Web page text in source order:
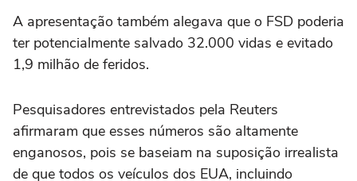
A apresentação também alegava que o FSD poderia
ter potencialmente salvado 32.000 vidas e evitado
1,9 milhão de feridos.
Pesquisadores entrevistados pela Reuters
afirmaram que esses números são ⁠altamente
enganosos, pois se baseiam na suposição irrealista
de que todos os veículos dos EUA, incluindo